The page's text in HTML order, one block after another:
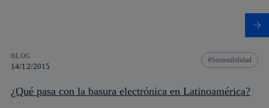
BLOG
14/12/2015
Sostenibilidad
¿Qué pasa con la basura electrónica en Latinoamérica?